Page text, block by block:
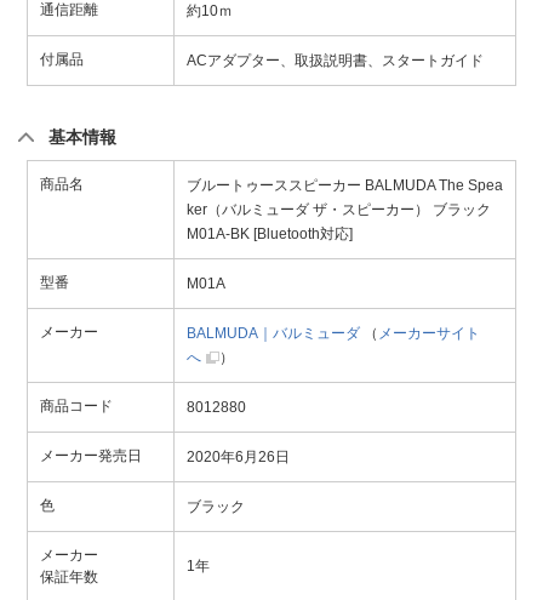
通信距離 約10ｍ
付属品 ACアダプター、取扱説明書、スタートガイド
基本情報
商品名
ブルートゥーススピーカー BALMUDA The Spea
ker（バルミューダ ザ・スピーカー） ブラック
M01A-BK [Bluetooth対応]
型番 M01A
メーカー BALMUDA｜バルミューダ （ メーカーサイト
へ
）
商品コード 8012880
メーカー発売日 2020年6月26日
色 ブラック
メーカー
保証年数
1年